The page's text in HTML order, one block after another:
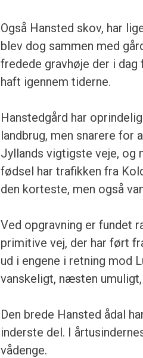
Også Hansted skov, har
blev dog sammen med
fredede gravhøje der i dag
haft igennem tiderne.
Hanstedgård har
landbrug, men snarere for
Jyllands vigtigste veje,
fødsel har trafikken fra
den korteste, men også
Ved opgravning er fundet
primitive vej, der har ført
ud i engene i retning mod
vanskeligt, næsten
Den brede Hansted ådal
inderste del. I
vådenge.